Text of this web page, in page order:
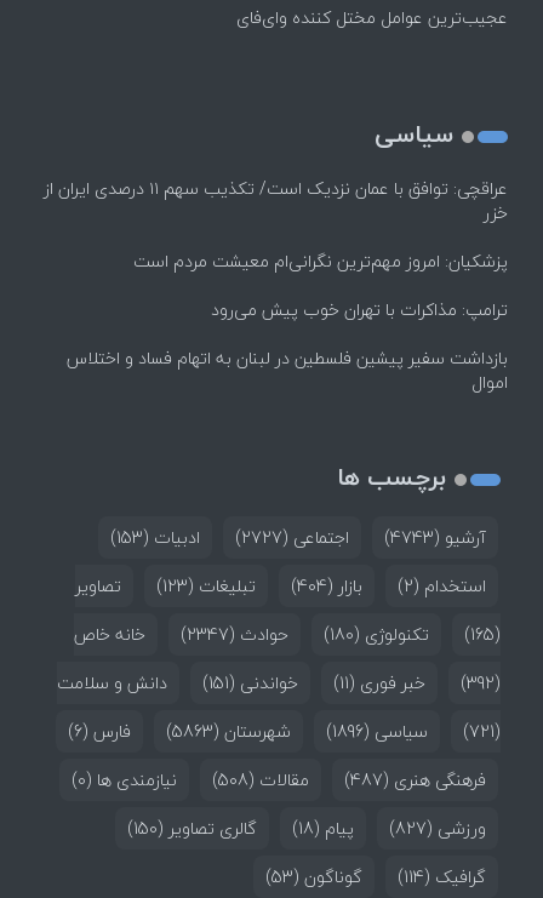
عجیب‌ترین عوامل مختل کننده وای‌فای
سیاسی
عراقچی: توافق با عمان نزدیک است/ تکذیب سهم ۱۱ درصدی ایران از
خزر
پزشکیان: امروز مهم‌ترین نگرانی‌ام معیشت مردم است
ترامپ: مذاکرات با تهران خوب پیش می‌رود
بازداشت سفیر پیشین فلسطین در لبنان به اتهام فساد و اختلاس
اموال
برچسب ها
آرشیو (4743) اجتماعی (2727) ادبیات (153)
استخدام (2) بازار (404) تبلیغات (123)
تصاویر
(165)
تکنولوژی (180) حوادث (2347)
خانه خاص
(392)
خبر فوری (11) خواندنی (151)
دانش و سلامت
(721)
سیاسی (1896) شهرستان (5863) فارس (6)
فرهنگی هنری (487) مقالات (508) نیازمندی ها (0)
ورزشی (827) پیام (18) گالری تصاویر (150)
گرافیک (114) گوناگون (53)